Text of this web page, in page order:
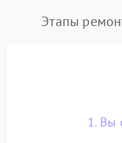
Этапы
1. Вы